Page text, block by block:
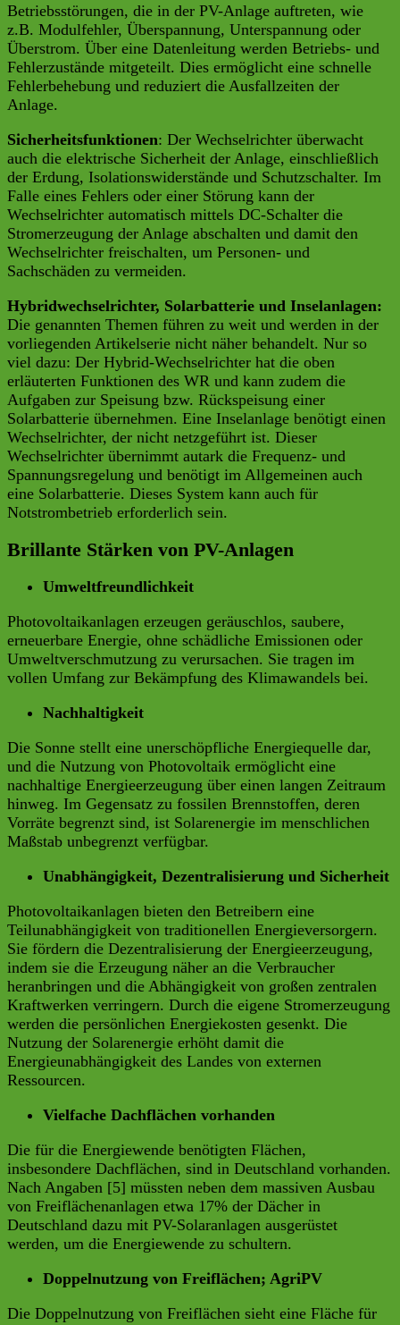
Betriebsstörungen, die in der PV-Anlage auftreten, wie
z.B. Modulfehler, Überspannung, Unterspannung oder
Überstrom. Über eine Datenleitung werden Betriebs- und
Fehlerzustände mitgeteilt. Dies ermöglicht eine schnelle
Fehlerbehebung und reduziert die Ausfallzeiten der
Anlage.
Sicherheitsfunktionen: Der Wechselrichter überwacht
auch die elektrische Sicherheit der Anlage, einschließlich
der Erdung, Isolationswiderstände und Schutzschalter. Im
Falle eines Fehlers oder einer Störung kann der
Wechselrichter automatisch mittels DC-Schalter die
Stromerzeugung der Anlage abschalten und damit den
Wechselrichter freischalten, um Personen- und
Sachschäden zu vermeiden.
Hybridwechselrichter, Solarbatterie und Inselanlagen:
Die genannten Themen führen zu weit und werden in der
vorliegenden Artikelserie nicht näher behandelt. Nur so
viel dazu: Der Hybrid-Wechselrichter hat die oben
erläuterten Funktionen des WR und kann zudem die
Aufgaben zur Speisung bzw. Rückspeisung einer
Solarbatterie übernehmen. Eine Inselanlage benötigt einen
Wechselrichter, der nicht netzgeführt ist. Dieser
Wechselrichter übernimmt autark die Frequenz- und
Spannungsregelung und benötigt im Allgemeinen auch
eine Solarbatterie. Dieses System kann auch für
Notstrombetrieb erforderlich sein.
Brillante Stärken von PV-Anlagen
Umweltfreundlichkeit
Photovoltaikanlagen erzeugen geräuschlos, saubere,
erneuerbare Energie, ohne schädliche Emissionen oder
Umweltverschmutzung zu verursachen. Sie tragen im
vollen Umfang zur Bekämpfung des Klimawandels bei.
Nachhaltigkeit
Die Sonne stellt eine unerschöpfliche Energiequelle dar,
und die Nutzung von Photovoltaik ermöglicht eine
nachhaltige Energieerzeugung über einen langen Zeitraum
hinweg. Im Gegensatz zu fossilen Brennstoffen, deren
Vorräte begrenzt sind, ist Solarenergie im menschlichen
Maßstab unbegrenzt verfügbar.
Unabhängigkeit, Dezentralisierung und Sicherheit
Photovoltaikanlagen bieten den Betreibern eine
Teilunabhängigkeit von traditionellen Energieversorgern.
Sie fördern die Dezentralisierung der Energieerzeugung,
indem sie die Erzeugung näher an die Verbraucher
heranbringen und die Abhängigkeit von großen zentralen
Kraftwerken verringern. Durch die eigene Stromerzeugung
werden die persönlichen Energiekosten gesenkt. Die
Nutzung der Solarenergie erhöht damit die
Energieunabhängigkeit des Landes von externen
Ressourcen.
Vielfache Dachflächen vorhanden
Die für die Energiewende benötigten Flächen,
insbesondere Dachflächen, sind in Deutschland vorhanden.
Nach Angaben [5] müssten neben dem massiven Ausbau
von Freiflächenanlagen etwa 17% der Dächer in
Deutschland dazu mit PV-Solaranlagen ausgerüstet
werden, um die Energiewende zu schultern.
Doppelnutzung von Freiflächen; AgriPV
Die Doppelnutzung von Freiflächen sieht eine Fläche für